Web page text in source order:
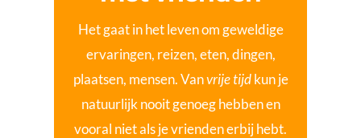
Het gaat in het leven om geweldige
ervaringen, reizen, eten, dingen,
plaatsen, mensen. Vanvrije tijdkun je
natuurlijk nooit genoeg hebben en
vooral niet als je vrienden erbij hebt.